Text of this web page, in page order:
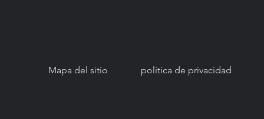
Mapa del sitio política de privacidad